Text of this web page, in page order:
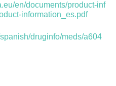
en/documents/product-inf
information_es.pdf
druginfo/meds/a604